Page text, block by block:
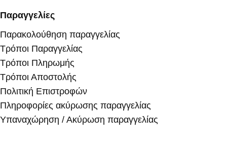
Παραγγελίες
Παρακολούθηση παραγγελίας
Τρόποι Παραγγελίας
Τρόποι Πληρωμής
Τρόποι Αποστολής
Πολιτική Επιστροφών
Πληροφορίες ακύρωσης παραγγελίας
Υπαναχώρηση / Ακύρωση παραγγελίας